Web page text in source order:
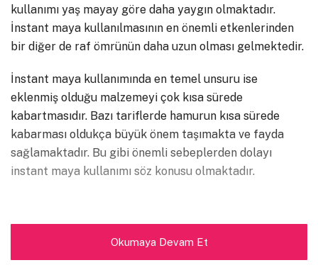
kullanımı yaş mayay göre daha yaygın olmaktadır.
İnstant maya kullanılmasının en önemli etkenlerinden
bir diğer de raf ömrünün daha uzun olması gelmektedir.
İnstant maya kullanımında en temel unsuru ise
eklenmiş olduğu malzemeyi çok kısa sürede
kabartmasıdır. Bazı tariflerde hamurun kısa sürede
kabarması oldukça büyük önem taşımakta ve fayda
sağlamaktadır. Bu gibi önemli sebeplerden dolayı
instant maya kullanımı söz konusu olmaktadır.
Okumaya Devam Et